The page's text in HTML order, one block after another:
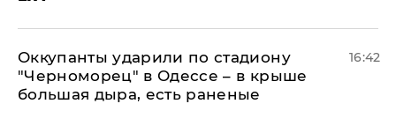
Оккупанты ударили по стадиону
"Черноморец" в Одессе – в крыше
большая дыра, есть раненые
16:42